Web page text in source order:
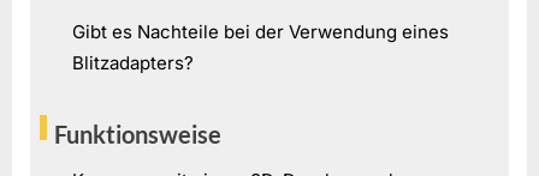
Gibt es Nachteile bei der Verwendung eines
Blitzadapters?
Funktionsweise